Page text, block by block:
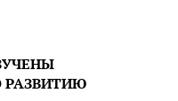
РАЗВИТИЮ